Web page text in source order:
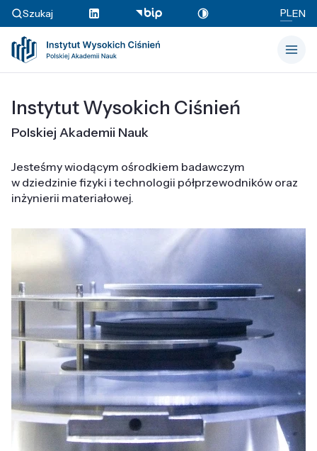
Szukaj PLEN
Instytut Wysokich Ciśnień
Polskiej Akademii Nauk
Jesteśmy wiodącym ośrodkiem badawczym
w dziedzinie fizyki i technologii półprzewodników oraz
inżynierii materiałowej.